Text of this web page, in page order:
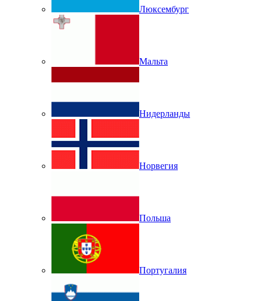
Люксембург
Мальта
Нидерланды
Норвегия
Польша
Португалия